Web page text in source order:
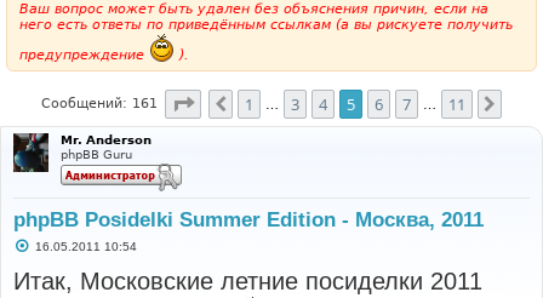
Ваш вопрос может быть удален без объяснения причин, если на
него есть ответы по приведённым ссылкам (а вы рискуете получить
предупреждение
).
Сообщений: 161 Страница5 из 11
Пред.
1 3 4 5 6 7 11
Mr. Anderson
phpBB Guru
phpBB Posidelki Summer Edition - Москва, 2011
С
б
16.05.2011 10:54
Итак, Московские летние посиделки 2011